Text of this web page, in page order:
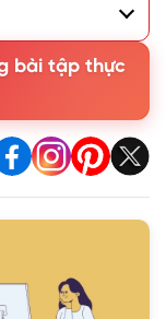
bài tập thực